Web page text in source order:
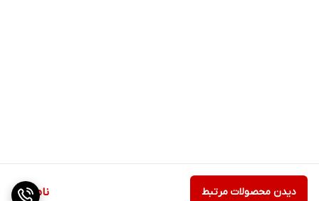
ناموجود دیدن محصولات مرتبط